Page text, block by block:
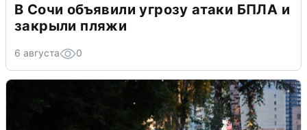
В Сочи объявили угрозу атаки БПЛА и
закрыли пляжи
6 августа 0